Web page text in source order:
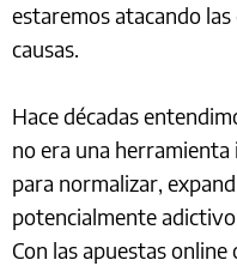
estaremos atacando
causas.
Hace décadas
no era una
para normalizar,
potencialmente
Con las apuestas